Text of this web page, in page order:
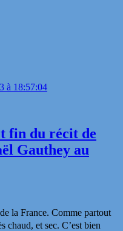
à 18:57:04
fin du récit de
Gauthey au
la France. Comme partout
chaud, et sec. C’est bien